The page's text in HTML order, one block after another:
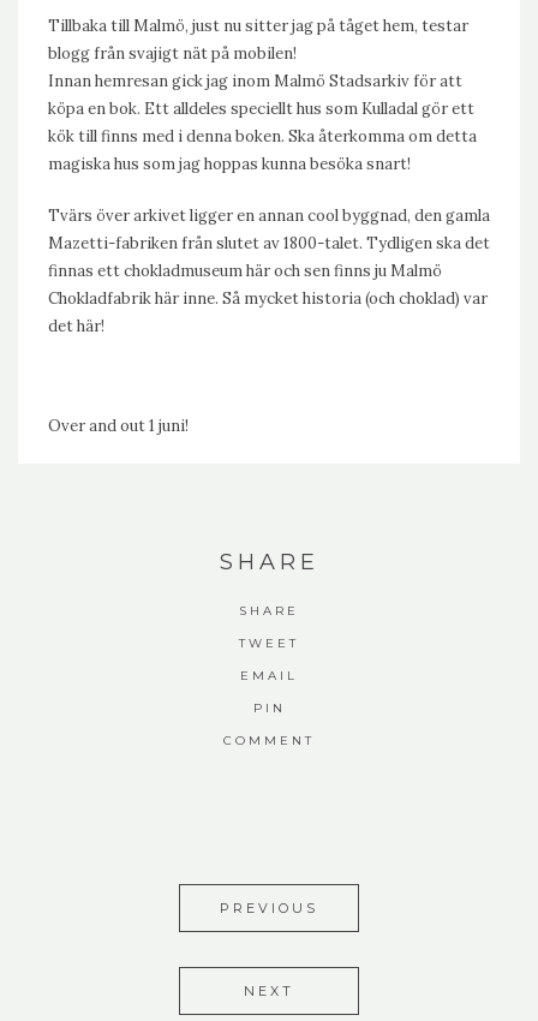
Tillbaka till Malmö, just nu sitter jag på tåget hem, testar
blogg från svajigt nät på mobilen!
Innan hemresan gick jag inom Malmö Stadsarkiv för att
köpa en bok. Ett alldeles speciellt hus som Kulladal gör ett
kök till finns med i denna boken. Ska återkomma om detta
magiska hus som jag hoppas kunna besöka snart!
Tvärs över arkivet ligger en annan cool byggnad, den gamla
Mazetti-fabriken från slutet av 1800-talet. Tydligen ska det
finnas ett chokladmuseum här och sen finns ju Malmö
Chokladfabrik här inne. Så mycket historia (och choklad) var
det här!
Over and out 1 juni!
SHARE
SHARE
TWEET
EMAIL
PIN
COMMENT
PREVIOUS
NEXT